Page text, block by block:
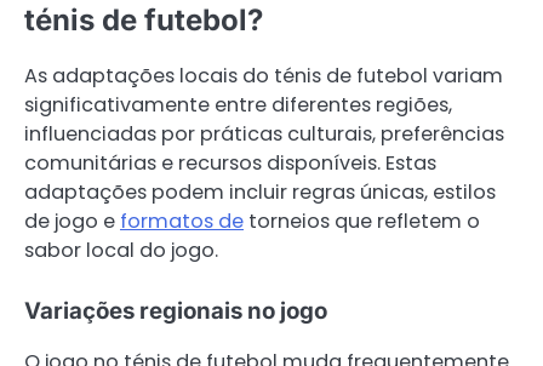
ténis de futebol?
As adaptações locais do ténis de futebol variam
significativamente entre diferentes regiões,
influenciadas por práticas culturais, preferências
comunitárias e recursos disponíveis. Estas
adaptações podem incluir regras únicas, estilos
de jogo e formatos de torneios que refletem o
sabor local do jogo.
Variações regionais no jogo